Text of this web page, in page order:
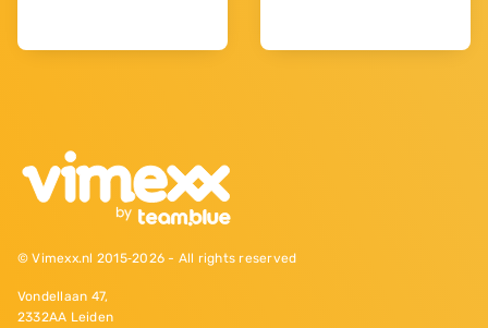
© Vimexx.nl 2015‐2026 - All rights reserved
Vondellaan 47,
2332AA Leiden